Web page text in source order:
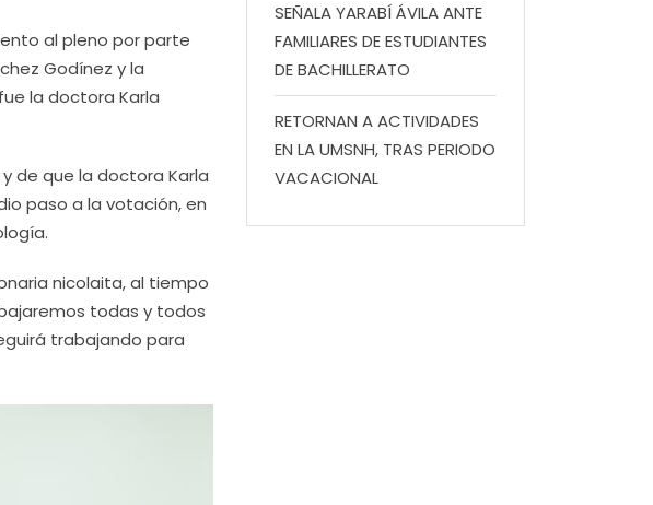
al pleno por parte
Godínez y la
la doctora Karla
de que la doctora Karla
paso a la votación, en
nicolaita, al tiempo
todas y todos
trabajando para
SEÑALA YARABÍ ÁVILA ANTE
FAMILIARES DE ESTUDIANTES
DE BACHILLERATO
RETORNAN A ACTIVIDADES
EN LA UMSNH, TRAS PERIODO
VACACIONAL